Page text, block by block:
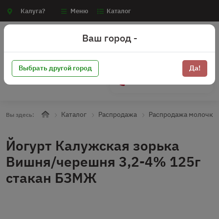
Калуга? Меню Каталог
Вы здесь: Каталог Распродажа Распродажа молочка
Йогурт Калужская зорька
Вишня/черешня 3,2-4% 125г
стакан БЗМЖ
Ваш город -
Выбрать другой город Да!